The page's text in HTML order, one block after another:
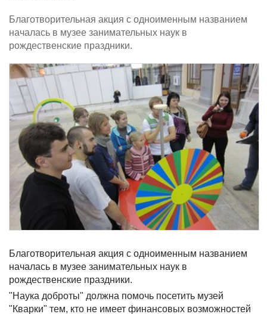
Благотворительная акция с одноименным названием
началась в музее занимательных наук в
рождественские праздники.
Благотворительная акция с одноименным названием
началась в музее занимательных наук в
рождественские праздники.
"Наука доброты" должна помочь посетить музей
"Кварки" тем, кто не имеет финансовых возможностей